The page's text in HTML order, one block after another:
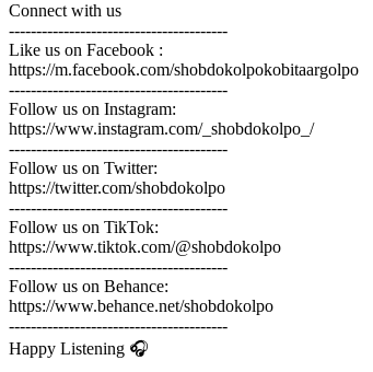
Connect with us
----------------------------------------
Like us on Facebook :
https://m.facebook.com/shobdokolpokobitaargolpo
----------------------------------------
Follow us on Instagram:
https://www.instagram.com/_shobdokolpo_/
----------------------------------------
Follow us on Twitter:
https://twitter.com/shobdokolpo
----------------------------------------
Follow us on TikTok:
https://www.tiktok.com/@shobdokolpo
----------------------------------------
Follow us on Behance:
https://www.behance.net/shobdokolpo
----------------------------------------
Happy Listening 🎧